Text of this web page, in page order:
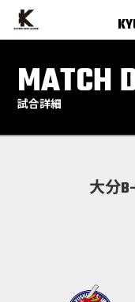
MATCH
試合詳細
大分